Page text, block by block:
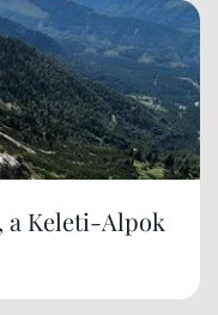
a Keleti-Alpok